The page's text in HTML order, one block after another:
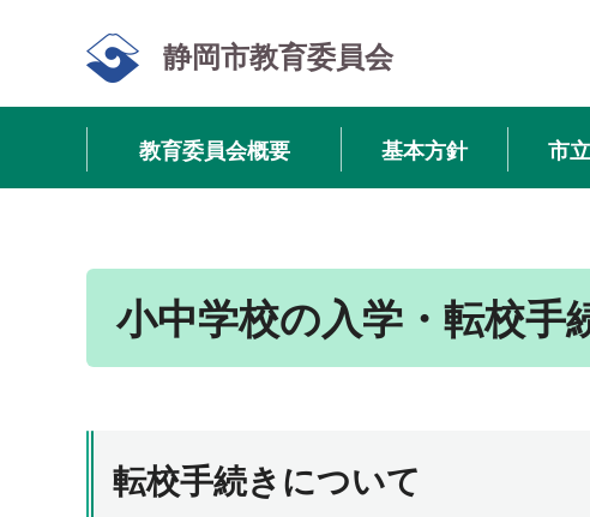
静岡市教育委員会
教育委員会概要 基本方針 市
小中学校の入学・転校手
転校手続きについて